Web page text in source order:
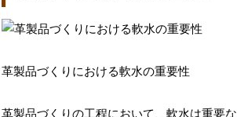
革製品づくりにおける軟水の重要性
革製品づくりの工程において、軟水は重要な